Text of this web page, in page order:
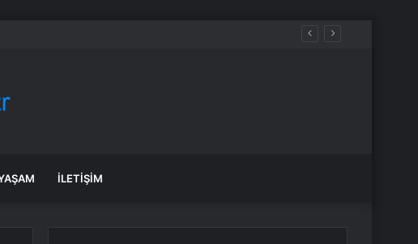
37,5 Milyar Dolara Ulaştığını Açıkladı
İLETIŞIM